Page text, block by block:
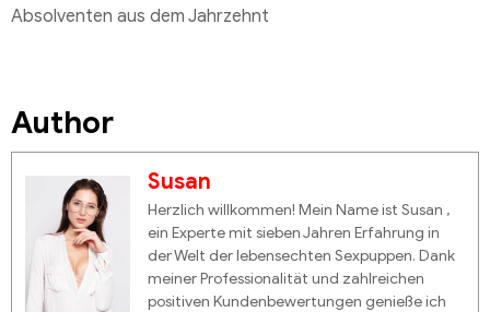
Absolventen aus dem Jahrzehnt
Author
Susan
Herzlich willkommen! Mein Name ist Susan ,
ein Experte mit sieben Jahren Erfahrung in
der Welt der lebensechten Sexpuppen. Dank
meiner Professionalität und zahlreichen
positiven Kundenbewertungen genieße ich